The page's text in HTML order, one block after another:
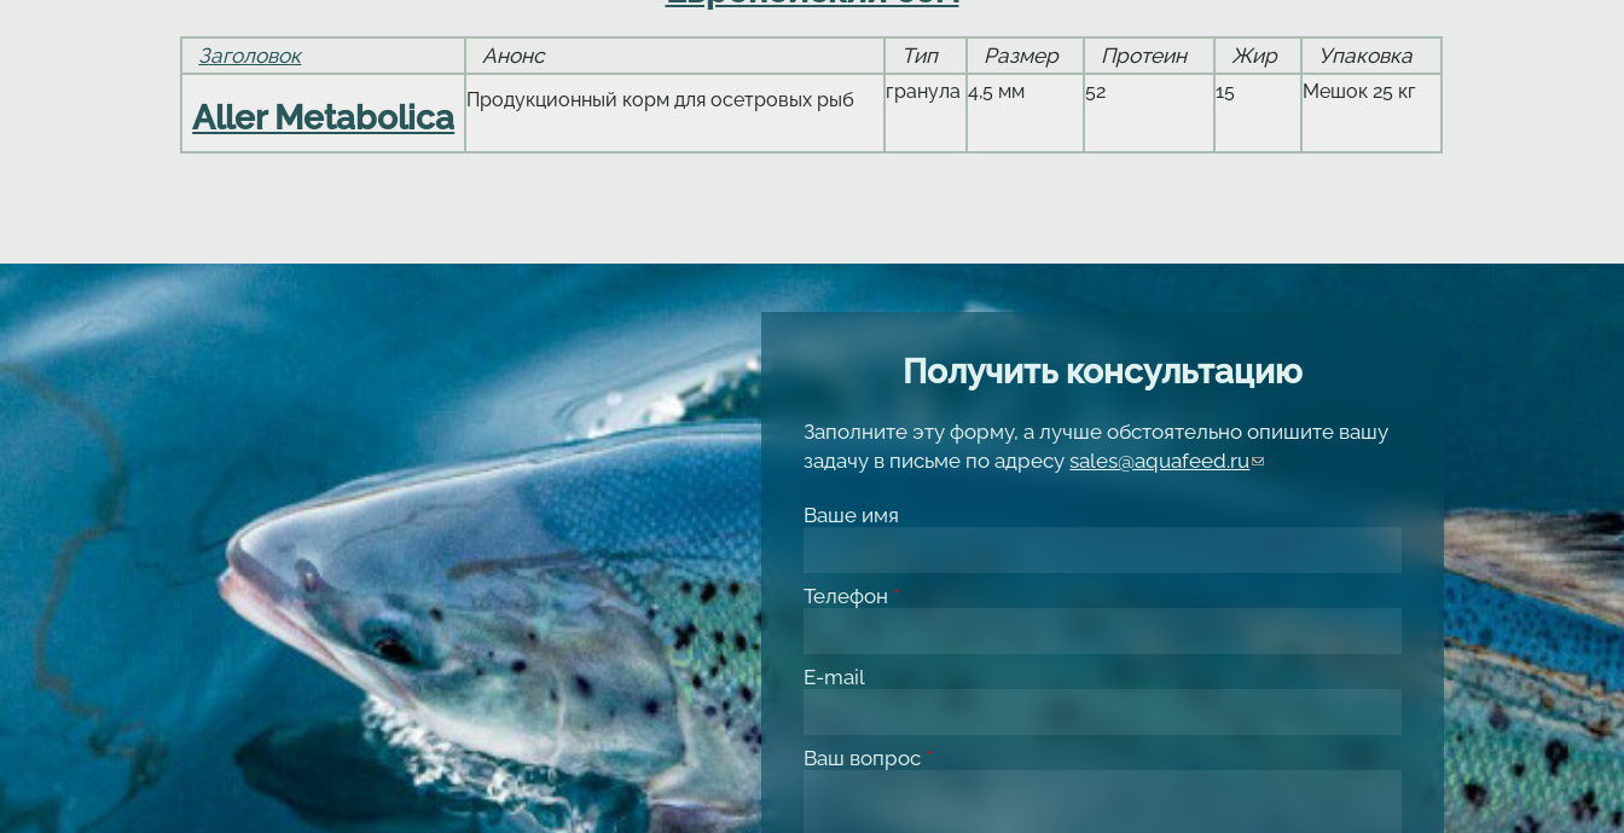
Заголовок Анонс Тип Размер Протеин Жир Упаковка
Aller Metabolica Продукционный корм для осетровых рыб гранула 4,5 мм 52 15 Мешок 25 кг
Получить консультацию
Заполните эту форму, а лучше обстоятельно опишите вашу
задачу в письме по адресуsales@aquafeed.ru(link sends e-mail)
Ваше имя
Телефон *
E-mail
Ваш вопрос *